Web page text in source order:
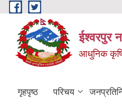
Skip to main content
ईश्वरपुर
आधुनिक कृषि
गृहपृष्ठ परिचय